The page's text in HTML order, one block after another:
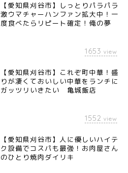
【愛知県刈谷市】しっとりパラパラ
激ウマチャーハンファン拡大中！一
度食べたらリピート確定！俺の夢
1653 view
【愛知県刈谷市】これぞ町中華！盛
りが凄くておいしい中華をランチに
ガッツリいきたい 亀城飯店
1552 view
【愛知県刈谷市】人に優しいハイテ
ク設備でコスパも最強！お肉屋さん
のひとり焼肉ダイリキ